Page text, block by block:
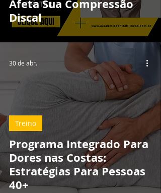
Afeta Sua Compressão
Discal
Programa Integrado Para
Dores nas Costas:
Estratégias Para Pessoas
40+
Treino
30 de abr.